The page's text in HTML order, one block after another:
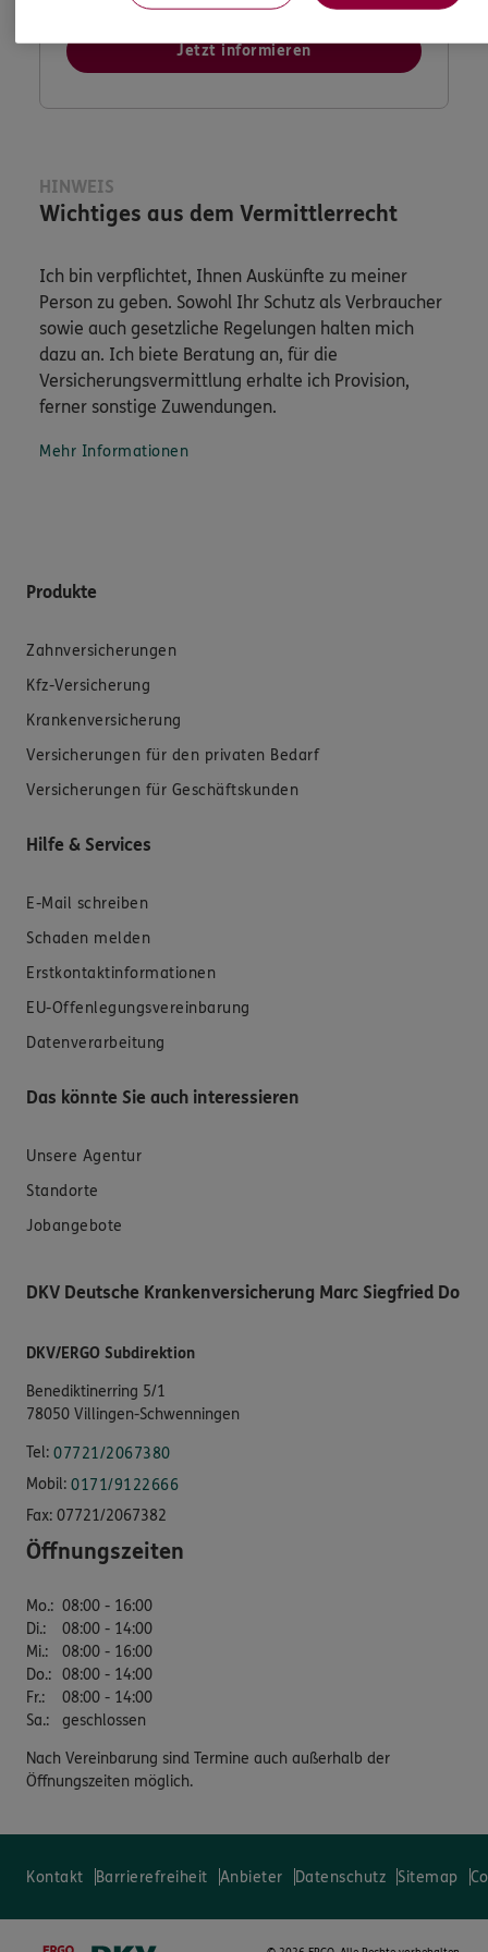
Jetzt informieren
HINWEIS
Wichtiges aus dem Vermittlerrecht
Ich bin verpflichtet, Ihnen Auskünfte zu meiner
Person zu geben. Sowohl Ihr Schutz als Verbraucher
sowie auch gesetzliche Regelungen halten mich
dazu an. Ich biete Beratung an, für die
Versicherungsvermittlung erhalte ich Provision,
ferner sonstige Zuwendungen.
Mehr Informationen
Produkte
Zahnversicherungen
Kfz-Versicherung
Krankenversicherung
Versicherungen für den privaten Bedarf
Versicherungen für Geschäftskunden
Hilfe & Services
E-Mail schreiben
Schaden melden
Erstkontaktinformationen
EU-Offenlegungsvereinbarung
Datenverarbeitung
Das könnte Sie auch interessieren
Unsere Agentur
Standorte
Jobangebote
DKV Deutsche Krankenversicherung Marc Siegfried Do
DKV/ERGO Subdirektion
Benediktinerring 5/1
78050 Villingen-Schwenningen
Tel: 07721/2067380
Mobil: 0171/9122666
Fax: 07721/2067382
Öffnungszeiten
Mo.: 08:00 - 16:00
Di.:
08:00 - 14:00
Mi.:
08:00 - 16:00
Do.: 08:00 - 14:00
Fr.:
08:00 - 14:00
Sa.: geschlossen
Nach Vereinbarung sind Termine auch außerhalb der
Öffnungszeiten möglich.
Kontakt Barrierefreiheit Anbieter Datenschutz Sitemap